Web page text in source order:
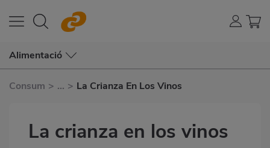
Alimentació
Consum > ... > La Crianza En Los Vinos
La crianza en los vinos